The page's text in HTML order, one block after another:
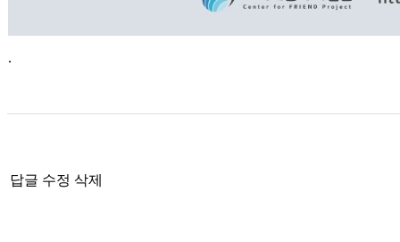
.
답글 수정 삭제